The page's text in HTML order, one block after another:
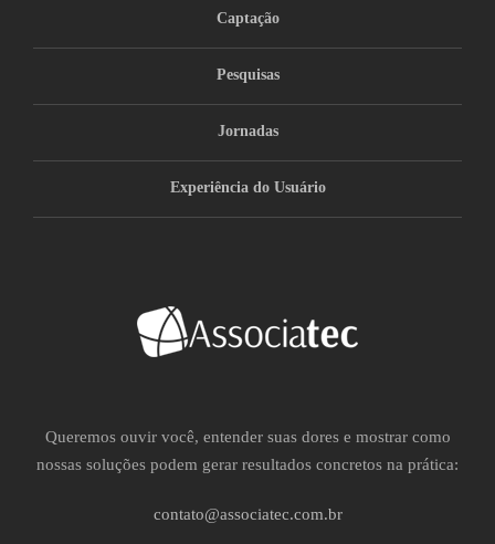
Captação
Pesquisas
Jornadas
Experiência do Usuário
Queremos ouvir você, entender suas dores e mostrar como
nossas soluções podem gerar resultados concretos na prática:
contato@associatec.com.br